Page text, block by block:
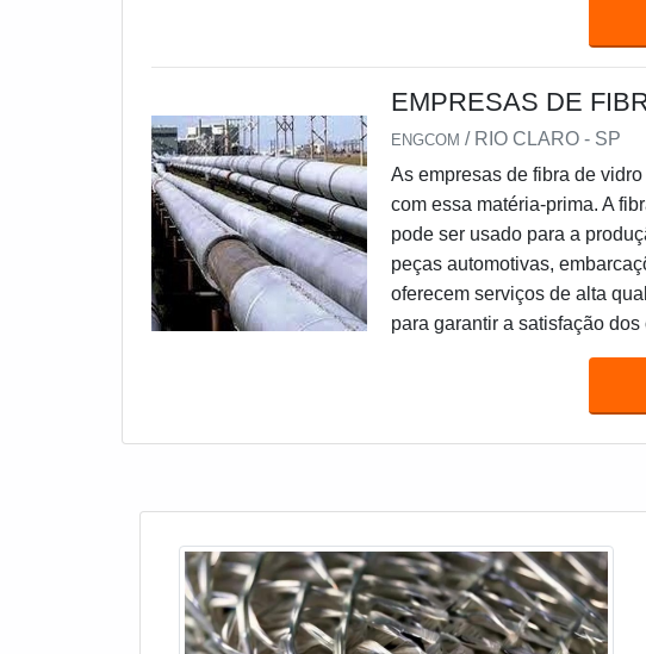
EMPRESAS DE
ENGCOM/ RIO CLARO - SP
As empresas de fibra de
com essa matéria-prima. A
pode ser usado para a
peças automotivas,
oferecem serviços de alta
para garantir a satisfação dos